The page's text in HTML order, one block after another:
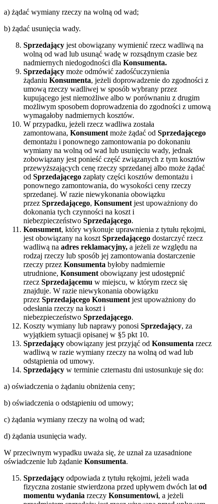
a) żądać wymiany rzeczy na wolną od wad;
b) żądać usunięcia wady.
Sprzedający jest obowiązany wymienić rzecz wadliwą na
wolną od wad lub usunąć wadę w rozsądnym czasie bez
nadmiernych niedogodności dla Konsumenta.
Sprzedający może odmówić zadośćuczynienia
żądaniu Konsumenta, jeżeli doprowadzenie do zgodności z
umową rzeczy wadliwej w sposób wybrany przez
kupującego jest niemożliwe albo w porównaniu z drugim
możliwym sposobem doprowadzenia do zgodności z umową
wymagałoby nadmiernych kosztów.
W przypadku, jeżeli rzecz wadliwa została
zamontowana, Konsument może żądać od Sprzedającego
demontażu i ponownego zamontowania po dokonaniu
wymiany na wolną od wad lub usunięciu wady, jednak
zobowiązany jest ponieść część związanych z tym kosztów
przewyższających cenę rzeczy sprzedanej albo może żądać
od Sprzedającego zapłaty części kosztów demontażu i
ponownego zamontowania, do wysokości ceny rzeczy
sprzedanej. W razie niewykonania obowiązku
przez Sprzedającego, Konsument jest upoważniony do
dokonania tych czynności na koszt i
niebezpieczeństwo Sprzedającego.
Konsument, który wykonuje uprawnienia z tytułu rękojmi,
jest obowiązany na koszt Sprzedającego dostarczyć rzecz
wadliwą na adres reklamacyjny, a jeżeli ze względu na
rodzaj rzeczy lub sposób jej zamontowania dostarczenie
rzeczy przez Konsumenta byłoby nadmiernie
utrudnione, Konsument obowiązany jest udostępnić
rzecz Sprzedającemu w miejscu, w którym rzecz się
znajduje. W razie niewykonania obowiązku
przez Sprzedającego Konsument jest upoważniony do
odesłania rzeczy na koszt i
niebezpieczeństwo Sprzedającego.
Koszty wymiany lub naprawy ponosi Sprzedający, za
wyjątkiem sytuacji opisanej w §5 pkt 10.
Sprzedający obowiązany jest przyjąć od Konsumenta rzecz
wadliwą w razie wymiany rzeczy na wolną od wad lub
odstąpienia od umowy.
Sprzedający w terminie czternastu dni ustosunkuje się do:
a) oświadczenia o żądaniu obniżenia ceny;
b) oświadczenia o odstąpieniu od umowy;
c) żądania wymiany rzeczy na wolną od wad;
d) żądania usunięcia wady.
W przeciwnym wypadku uważa się, że uznał za uzasadnione
oświadczenie lub żądanie Konsumenta.
Sprzedający odpowiada z tytułu rękojmi, jeżeli wada
fizyczna zostanie stwierdzona przed upływem dwóch lat od
momentu wydania rzeczy Konsumentowi, a jeżeli